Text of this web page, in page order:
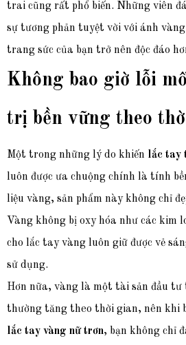
trai cũng rất phổ biến. Những viên
sự tương phản tuyệt vời với ánh
trang sức của bạn trở nên độc đáo
Không bao giờ lỗi
trị bền vững theo
Một trong những lý do khiến lắc tay
luôn được ưa chuộng chính là tính
liệu vàng, sản phẩm này không chỉ
Vàng không bị oxy hóa như các kim
cho lắc tay vàng luôn giữ được vẻ
sử dụng.
Hơn nữa, vàng là một tài sản đầu
thường tăng theo thời gian, nên khi
lắc tay vàng nữ trơn, bạn không chỉ